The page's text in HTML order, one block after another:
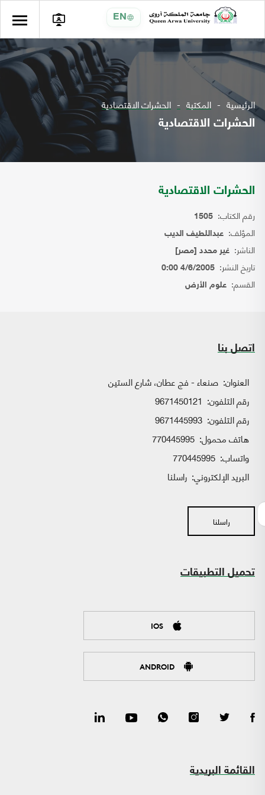
EN
الرئيسية المكتبة الحشرات الاقتصادية
الحشرات الاقتصادية
الحشرات الاقتصادية
رقم الكتاب: 1505
المؤلف: عبداللطيف الديب
الناشر: غير محدد [مصر]
تاريخ النشر: 4/6/2005 0:00
القسم: علوم الأرض
اتصل بنا
العنوان: صنعاء - فج عطان، شارع الستين
رقم التلفون: 9671450121
رقم التلفون: 9671445993
هاتف محمول: 770445995
واتساب:
البريد الإلكتروني: راسلنا
راسلنا
تحميل التطبيقات
IOS
ANDROID
القائمة البريدية